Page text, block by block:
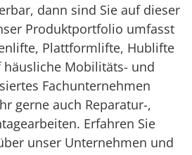
dann sind Sie auf dieser
Produktportfolio umfasst
Plattformlifte, Hublifte
häusliche Mobilitäts- und
Fachunternehmen
gerne auch Reparatur-,
Erfahren Sie
unser Unternehmen und